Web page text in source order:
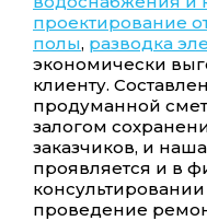
проектирование
полы, разводка
экономически
клиенту.
продуманной
залогом
заказчиков, и
проявляется и в
консультировании
проведение